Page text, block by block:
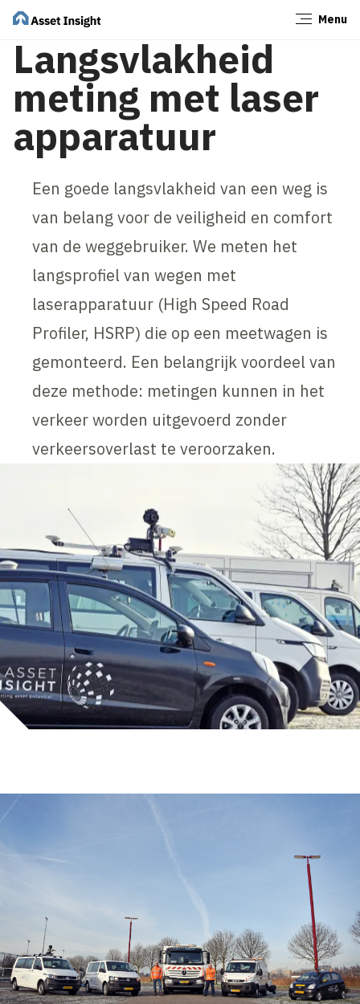
Menu
Langsvlakheid
meting met laser
apparatuur
Een goede langsvlakheid van een weg is
van belang voor de veiligheid en comfort
van de weggebruiker. We meten het
langsprofiel van wegen met
laserapparatuur (High Speed Road
Profiler, HSRP) die op een meetwagen is
gemonteerd. Een belangrijk voordeel van
deze methode: metingen kunnen in het
verkeer worden uitgevoerd zonder
verkeersoverlast te veroorzaken.
Sluiten